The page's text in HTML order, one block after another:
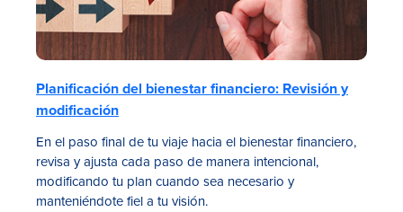
Planificación del bienestar financiero: Revisión y
modificación
En el paso final de tu viaje hacia el bienestar financiero,
revisa y ajusta cada paso de manera intencional,
modificando tu plan cuando sea necesario y
manteniéndote fiel a tu visión.